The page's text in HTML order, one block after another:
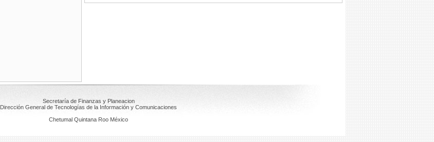
Secretaría de Finanzas y Planeacion
Dirección General de Tecnologías de la Información y Comunicaciones
Chetumal Quintana Roo México